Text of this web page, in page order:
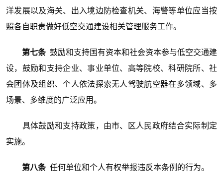
洋发展以及海关、出入境边防检查机关、海警等单位应当按
照各自职责做好低空交通建设相关管理服务工作。
第七条 鼓励和支持国有资本和社会资本参与低空交通建
设，鼓励和支持企业、事业单位、高等院校、科研院所、社
会团体及组织、个人依法探索无人驾驶航空器在多领域、多
场景、多维度的广泛应用。
具体鼓励和支持政策，由市、区人民政府结合实际制定
实施。
第八条 任何单位和个人有权举报违反本条例的行为。